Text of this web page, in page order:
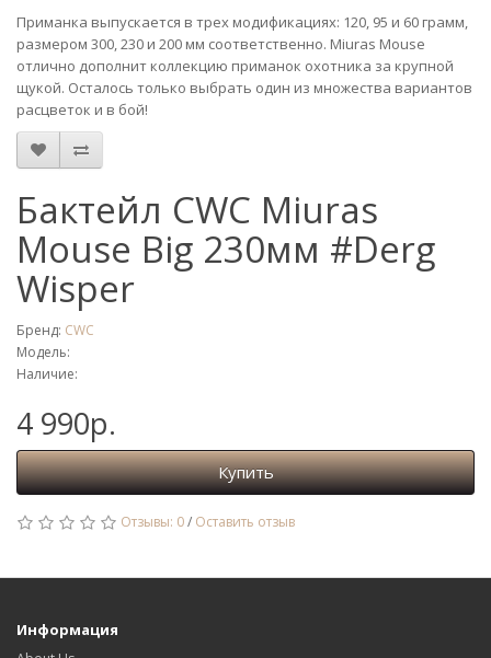
Приманка выпускается в трех модификациях: 120, 95 и 60 грамм,
размером 300, 230 и 200 мм соответственно. Miuras Mouse
отлично дополнит коллекцию приманок охотника за крупной
щукой. Осталось только выбрать один из множества вариантов
расцветок и в бой!
Бактейл CWC Miuras
Mouse Big 230мм #Derg
Wisper
Бренд: CWC
Модель:
Наличие:
4 990р.
Купить
Отзывы: 0/ Оставить отзыв
Информация